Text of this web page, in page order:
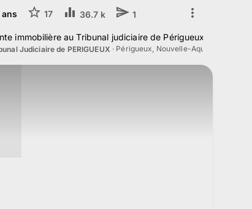
2024
ans 17 36.7 k 1
immobilière au Tribunal judiciaire de Périgueux le 2
Judiciaire de PERIGUEUX · Périgueux, Nouvelle-Aquitaine